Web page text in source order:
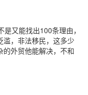
又能找出100条理由，
滥，非法移民，这多少
外贸他能解决，不和